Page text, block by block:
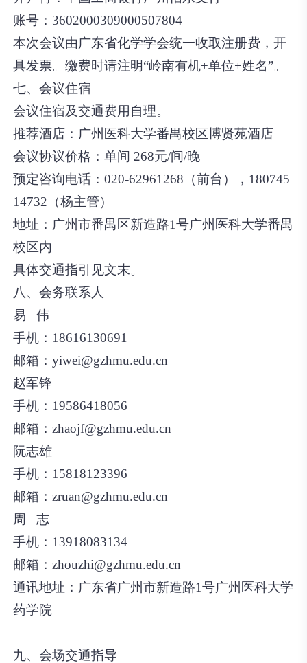
账号： 3602000309000507804
本次会议由广东省化学学会统一收取注册费，开
具发票。缴费时请注明“岭南有机+单位+姓名”。
七、会议住宿
会议住宿及交通费用自理。
推荐酒店： 广州医科大学番禺校区博贤苑酒店
会议协议价格：单间 268元/间/晚
预定咨询电话：020-62961268（前台），180745
14732（杨主管）
地址： 广州市番禺区新造路1号广州医科大学番禺
校区内
具体交通指引见文末。
八、会务联系人
易 伟
手机：18616130691
邮箱：yiwei@gzhmu.edu.cn
赵军锋
手机：19586418056
邮箱：zhaojf@gzhmu.edu.cn
阮志雄
手机：15818123396
邮箱：zruan@gzhmu.edu.cn
周 志
手机：13918083134
邮箱：zhouzhi@gzhmu.edu.cn
通讯地址：广东省广州市新造路1号广州医科大学
药学院
九、会场交通指导